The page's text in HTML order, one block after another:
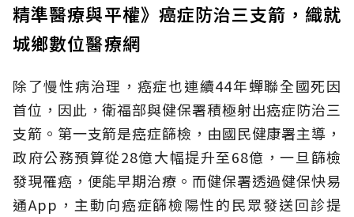
精準醫療與平權》癌症防治三支箭，織就
城鄉數位醫療網
除了慢性病治理，癌症也連續44年蟬聯全國死因
首位，因此，衛福部與健保署積極射出癌症防治三
支箭。第一支箭是癌症篩檢，由國民健康署主導，
政府公務預算從28億大幅提升至68億，一旦篩檢
發現罹癌，便能早期治療。而健保署透過健保快易
通App，主動向癌症篩檢陽性的民眾發送回診提